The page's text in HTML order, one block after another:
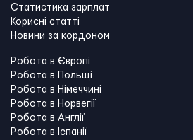
Статистика зарплат
Корисні статті
Новини за кордоном
Робота в Європі
Робота в Польщі
Робота в Німеччині
Робота в Норвегії
Робота в Англії
Робота в Іспанії